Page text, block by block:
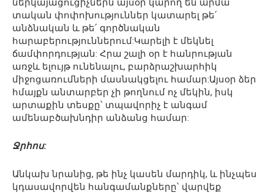
ներկայացուցիչներն այսօր կարող են արմա
տական փոփոխություններ կատարել թե՛
անձնական և թե՛ գործնական
հարաբերություններում:Կարելի է մեկնել
ճամփորդության: Հրա շալի օր է հանրության
առջև ելույթ ունենալու, բարձրաշխարհիկ
միջոցառումների մասնակցելու համար:Այսօր ձեր
հմայքն անտարբեր չի թողնում ոչ մեկին, իսկ
արտաքին տեսքը՝ տպավորիչ է անգամ
ամենաբծախնդիր անձանց համար:
Ջրհոս:
Անկախ նրանից, թե ինչ կասեն մարդիկ, և ինչպես
կդասավորվեն հանգամանքները՝ վարվեք